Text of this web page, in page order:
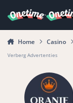
Home Casino
Verberg Advertenties